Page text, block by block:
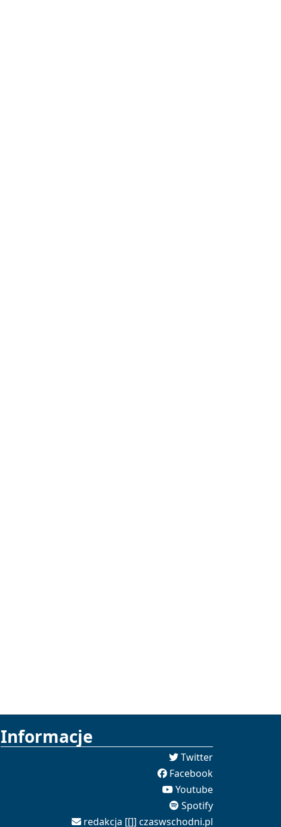
Informacje
Twitter
Facebook
Youtube
Spotify
redakcja [[]] czaswschodni.pl